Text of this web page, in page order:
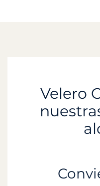
Velero